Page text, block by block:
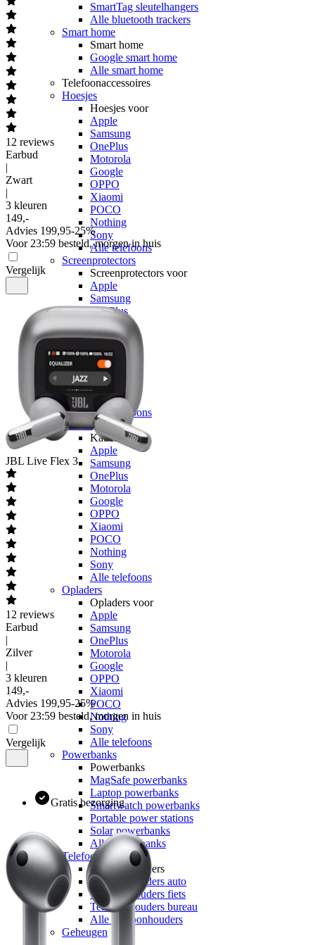
SmartTag sleutelhangers
Alle bluetooth trackers
Smart home
Smart home
Google smart home
Alle smart home
Telefoonaccessoires
Hoesjes
Hoesjes voor
Apple
Samsung
OnePlus
Motorola
Google
OPPO
Xiaomi
POCO
Nothing
Sony
Alle telefoons
Screenprotectors
Screenprotectors voor
Apple
Samsung
OnePlus
Motorola
Google
OPPO
Xiaomi
POCO
Nothing
Sony
Alle telefoons
Kabels
Kabels voor
Apple
Samsung
OnePlus
Motorola
Google
OPPO
Xiaomi
POCO
Nothing
Sony
Alle telefoons
Opladers
Opladers voor
Apple
Samsung
OnePlus
Motorola
Google
OPPO
Xiaomi
POCO
Nothing
Sony
Alle telefoons
Powerbanks
Powerbanks
MagSafe powerbanks
Laptop powerbanks
Smartwatch powerbanks
Portable power stations
Solar powerbanks
Alle powerbanks
Telefoonhouders
Telefoonhouders
Telefoonhouders auto
Telefoonhouders fiets
Telefoonhouders bureau
Alle telefoonhouders
Geheugen
12 reviews
Earbud
|
Zwart
|
3 kleuren
149,-
Advies 199,95-25%
Voor 23:59 besteld, morgen in huis
Vergelijk
JBL Live Flex 3
12 reviews
Earbud
|
Zilver
|
3 kleuren
149,-
Advies 199,95-25%
Voor 23:59 besteld, morgen in huis
Vergelijk
Gratis bezorging